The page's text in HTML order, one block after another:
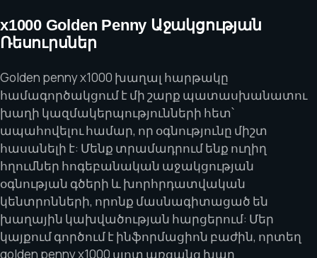
x1000 Golden Penny Աջակցության
Ռեսուրսներ
Golden penny x1000 խաղալ հարթակը
համագործակցում է մի շարք պատասխանատու
խաղի կազմակերպությունների հետ՝
ապահովելու համար, որ օգնությունը միշտ
հասանելի է: Մենք տրամադրում ենք ուղիղ
հղումներ հոգեբանական աջակցության
օգնության գծերի և խորհրդատվական
կենտրոնների, որոնք մասնագիտացած են
խաղային կախվածության հարցերում: Մեր
կայքում գործում է ինֆորմացիոն բաժին, որտեղ
golden penny x1000 սլոտ առցանց խաղ